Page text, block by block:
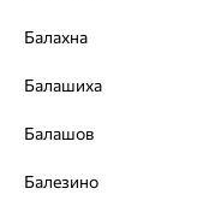
Балахна
Балашиха
Балашов
Балезино